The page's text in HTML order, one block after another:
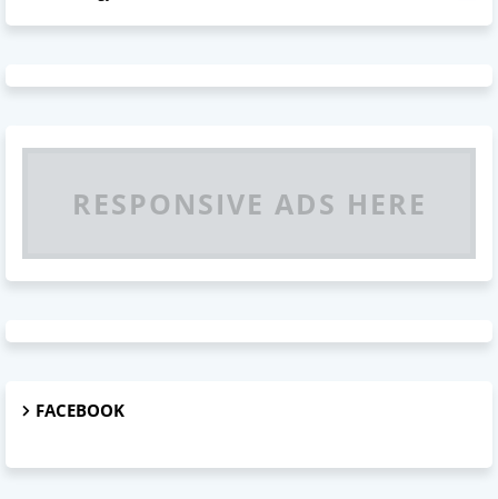
RESPONSIVE ADS HERE
FACEBOOK